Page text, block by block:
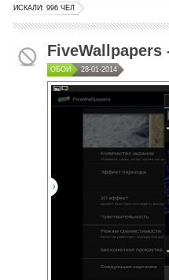
ИСКАЛИ: 996 ЧЕЛ
ОБОИ 28-01-2014